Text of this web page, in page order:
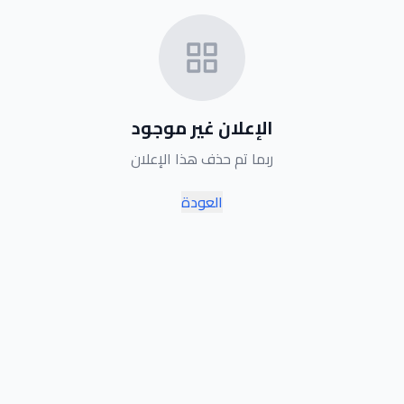
الإعلان غير موجود
ربما تم حذف هذا الإعلان
العودة